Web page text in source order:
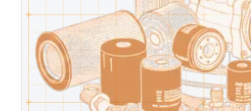
sous 48-
72h
—Livraison estimée
transporteurs.
France
métropolitaine
Livraison
métropolitaine
TOM).